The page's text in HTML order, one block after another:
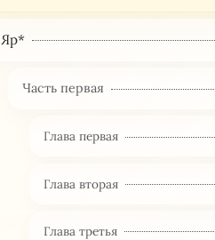
Яр*
Часть первая
Глава первая
Глава вторая
Глава третья